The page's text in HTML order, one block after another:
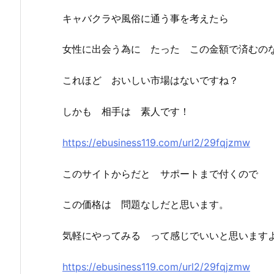
キャバクラや風俗に通う事を考えたら
女性に出会う為に たった この金額で済むの
これほど おいしい市場はないですね？
しかも 相手は 素人です！
https://ebusiness119.com/url2/29fqjzmw
このサイトからだと サポートまで付くので
この価格は 問題なしだと思います。
気軽にやってみる って感じでいいと思います
https://ebusiness119.com/url2/29fqjzmw